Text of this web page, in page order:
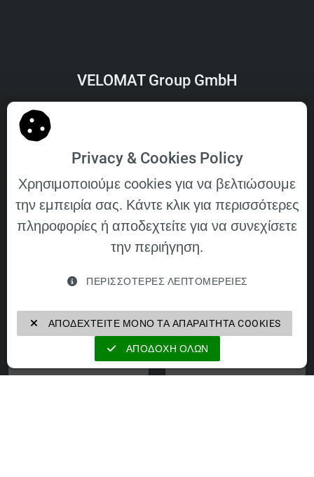
VELOMAT Group GmbH
VELOMAT Group GmbH
https://velomat-group.com
GmbH
Privacy & Cookies Policy
Χρησιμοποιούμε cookies για να βελτιώσουμε
την εμπειρία σας. Κάντε κλικ για περισσότερες
πληροφορίες ή αποδεχτείτε για να συνεχίσετε
την περιήγηση.
ΠΕΡΙΣΣΌΤΕΡΕΣ ΛΕΠΤΟΜΈΡΕΙΕΣ
ΑΠΟΔΕΧΤΕΊΤΕ ΜΌΝΟ ΤΑ ΑΠΑΡΑΊΤΗΤΑ COOKIES
ΑΠΟΔΟΧΉ ΌΛΩΝ